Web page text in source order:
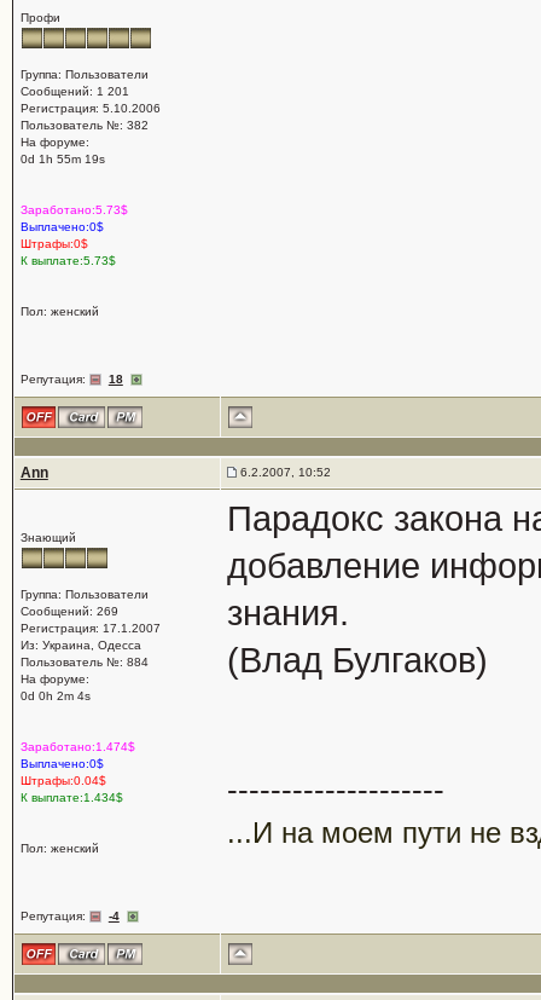
Профи
Группа: Пользователи
Сообщений: 1 201
Регистрация: 5.10.2006
Пользователь №: 382
На форуме:
0d 1h 55m 19s
Заработано:5.73$
Выплачено:0$
Штрафы:0$
К выплате:5.73$
Пол: женский
Репутация: 18
Ann 6.2.2007, 10:52
Знающий
Группа: Пользователи
Сообщений: 269
Регистрация: 17.1.2007
Из: Украина, Одесса
Пользователь №: 884
На форуме:
0d 0h 2m 4s
Заработано:1.474$
Выплачено:0$
Штрафы:0.04$
К выплате:1.434$
Пол: женский
Репутация: -4
Парадокс закона
добавление
знания.
(Влад Булгаков)
--------------------
...И на моем пути не